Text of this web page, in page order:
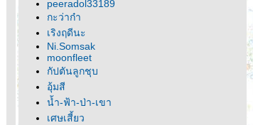
peeradol33189
กะว่าก๋า
เริงฤดีนะ
Ni.Somsak
moonfleet
กัปตันลูกชุบ
อุ้มสี
น้ำ-ฟ้า-ป่า-เขา
เศษเสี้ยว